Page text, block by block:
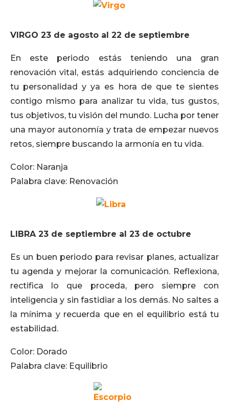
VIRGO 23 de agosto al 22 de septiembre
En este periodo estás teniendo una gran
renovación vital, estás adquiriendo conciencia de
tu personalidad y ya es hora de que te sientes
contigo mismo para analizar tu vida, tus gustos,
tus objetivos, tu visión del mundo. Lucha por tener
una mayor autonomía y trata de empezar nuevos
retos, siempre buscando la armonía en tu vida.
Color: Naranja
Palabra clave: Renovación
LIBRA 23 de septiembre al 23 de octubre
Es un buen periodo para revisar planes, actualizar
tu agenda y mejorar la comunicación. Reflexiona,
rectifica lo que proceda, pero siempre con
inteligencia y sin fastidiar a los demás. No saltes a
la mínima y recuerda que en el equilibrio está tu
estabilidad.
Color: Dorado
Palabra clave: Equilibrio